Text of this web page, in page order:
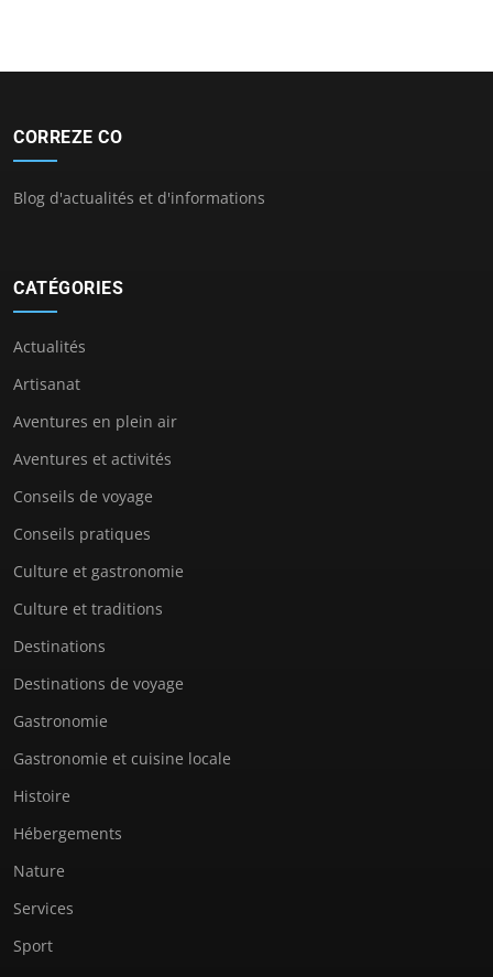
CORREZE CO
Blog d'actualités et d'informations
CATÉGORIES
Actualités
Artisanat
Aventures en plein air
Aventures et activités
Conseils de voyage
Conseils pratiques
Culture et gastronomie
Culture et traditions
Destinations
Destinations de voyage
Gastronomie
Gastronomie et cuisine locale
Histoire
Hébergements
Nature
Services
Sport